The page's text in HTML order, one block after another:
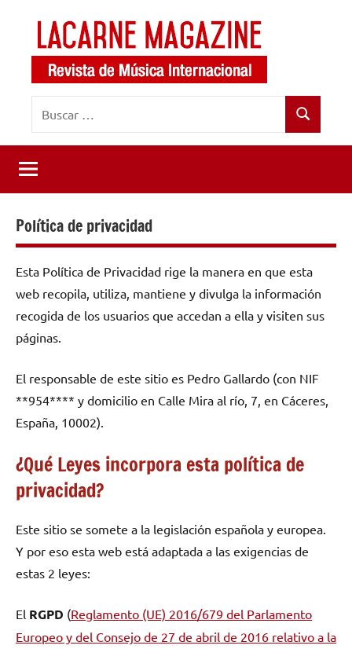
contenido
LaCarne
Magazine
de
música
internacional
Buscar
Política de privacidad
Esta Política de Privacidad rige la manera en que esta
web recopila, utiliza, mantiene y divulga la información
recogida de los usuarios que accedan a ella y visiten sus
páginas.
El responsable de este sitio es Pedro Gallardo (con NIF
**954**** y domicilio en Calle Mira al río, 7, en Cáceres,
España, 10002).
¿Qué Leyes incorpora esta política de
privacidad?
Este sitio se somete a la legislación española y europea.
Y por eso esta web está adaptada a las exigencias de
estas 2 leyes:
El RGPD (Reglamento (UE) 2016/679 del Parlamento
Europeo y del Consejo de 27 de abril de 2016 relativo a la